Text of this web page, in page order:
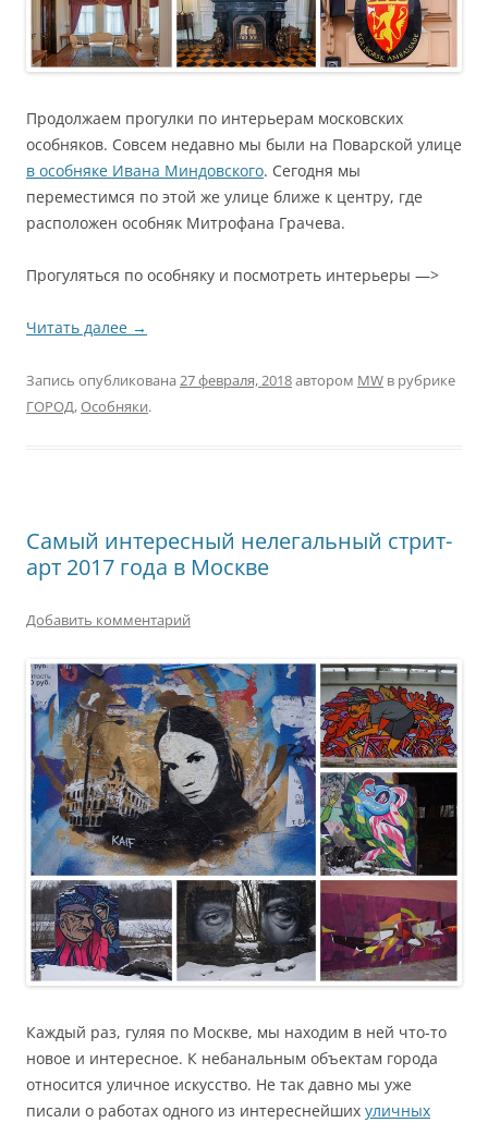
Продолжаем прогулки по интерьерам московских
особняков. Совсем недавно мы были на Поварской улице
в особняке Ивана Миндовского. Сегодня мы
переместимся по этой же улице ближе к центру, где
расположен особняк Митрофана Грачева.
Прогуляться по особняку и посмотреть интерьеры —>
Читать далее →
Запись опубликована 27 февраля, 2018автором MW в рубрике
ГОРОД,Особняки.
Самый интересный нелегальный стрит-
арт 2017 года в Москве
Добавить комментарий
Каждый раз, гуляя по Москве, мы находим в ней что-то
новое и интересное. К небанальным объектам города
относится уличное искусство. Не так давно мы уже
писали о работах одного из интереснейших уличных